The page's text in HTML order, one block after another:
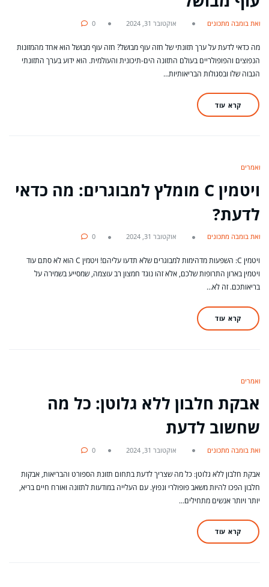
מאת בומבה מתכונים אוקטובר 31, 2024 0
מה כדאי לדעת על ערך תזונתי של חזה עוף מבושל? חזה עוף מבושל הוא אחד מהמזונות
הנפוצים והפופולריים בעולם התזונה הים-תיכונית והעולמית. הוא ידוע בערך התזונתי
הגבוה שלו ובסגולות הבריאותיות…
קרא עוד
מאמרים
ויטמין C מומלץ למבוגרים: מה כדאי
לדעת?
מאת בומבה מתכונים אוקטובר 31, 2024 0
ויטמין C: השפעות מדהימות למבוגרים שלא תדעו עליהם! ויטמין C הוא לא סתם עוד
ויטמין בארון התרופות שלכם, אלא זהו נוגד חמצון רב עוצמה, שמסייע בשמירה על
בריאותכם. זה לא…
קרא עוד
מאמרים
אבקת חלבון ללא גלוטן: כל מה
שחשוב לדעת
מאת בומבה מתכונים אוקטובר 31, 2024 0
אבקת חלבון ללא גלוטן: כל מה שצריך לדעת בתחום תזונת הספורט והבריאות, אבקות
חלבון הפכו להיות משאב פופולרי ונפוץ. עם העלייה במודעות לתזונה ואורח חיים בריא,
יותר ויותר אנשים מתחילים…
קרא עוד